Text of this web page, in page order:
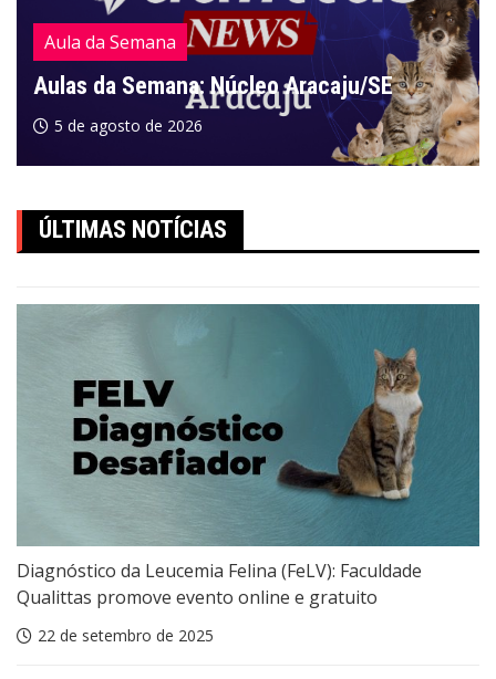
Aula da Semana
Aulas da Semana: Núcleo Aracaju/SE
5 de agosto de 2026
ÚLTIMAS NOTÍCIAS
Diagnóstico da Leucemia Felina (FeLV): Faculdade
Qualittas promove evento online e gratuito
22 de setembro de 2025